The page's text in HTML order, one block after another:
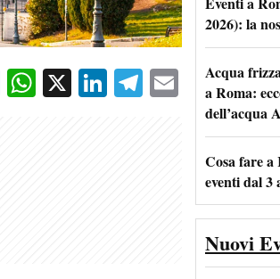
Facebook
WhatsApp
X LinkedIn
Telegram
Email
2026): la
Acqua
a Roma:
dell’acqua
Cosa fare a
eventi dal 3
Nuovi